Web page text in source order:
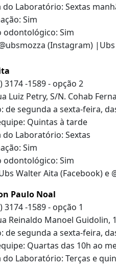
do Laboratório: Sextas
Sim
odontológico: Sim
(Instagram)
3174 -1589 - opção 2
Luiz Petry, S/N. Cohab
de segunda a sexta-feira,
Quintas à tarde
do Laboratório: Sextas
Sim
odontológico: Sim
Walter Aita (Facebook)
Paulo Noal
3174 -1589 - opção 1
Reinaldo Manoel Guidolin,
de segunda a sexta-feira,
Quartas das 10h ao
do Laboratório: Terças e